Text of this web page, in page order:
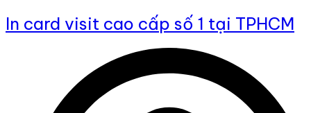
In card visit cao cấp số 1 tại TPHCM